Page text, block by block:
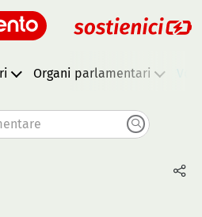
Organi parlamentari